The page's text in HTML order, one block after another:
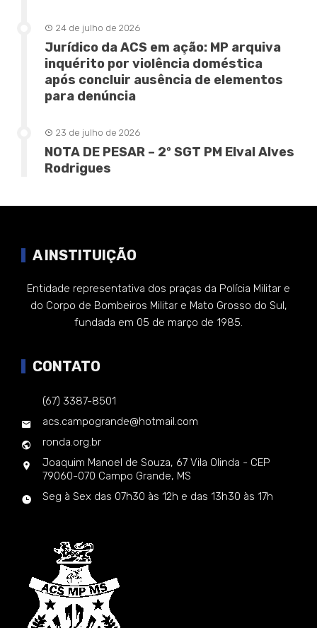
24 de julho de 2026
Jurídico da ACS em ação: MP arquiva
inquérito por violência doméstica
após concluir ausência de elementos
para denúncia
23 de julho de 2026
NOTA DE PESAR – 2º SGT PM Elval Alves
Rodrigues
A INSTITUIÇÃO
Entidade representativa dos praças da Polícia Militar e
do Corpo de Bombeiros Militar e Mato Grosso do Sul,
fundada em 05 de março de 1985.
CONTATO
(67) 3387-8501
acs.campogrande@hotmail.com
ronda.org.br
Joaquim Manoel de Souza, 67 Vila Olinda - CEP
79060-070 Campo Grande, MS
Seg à Sex das 07h30 às 12h e das 13h30 às 17h